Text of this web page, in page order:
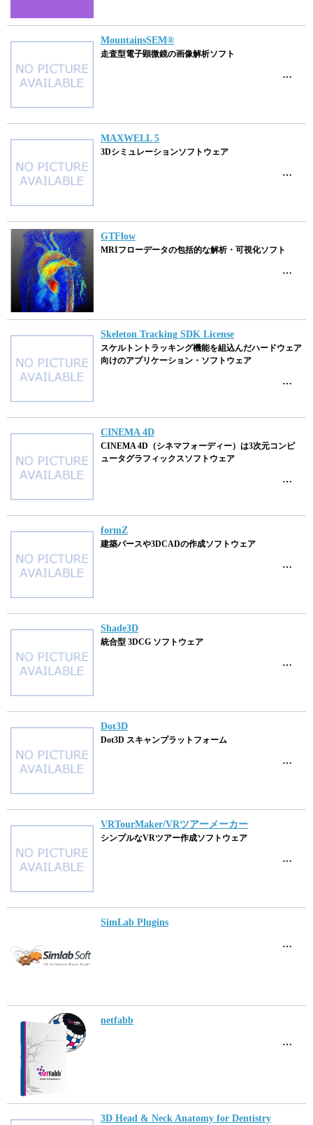
MountainsSEM®
走査型電子顕微鏡の画像解析ソフト
…
MAXWELL 5
3Dシミュレーションソフトウェア
…
GTFlow
MRIフローデータの包括的な解析・可視化ソフト
…
Skeleton Tracking SDK License
スケルトントラッキング機能を組込んだハードウェア
向けのアプリケーション・ソフトウェア
…
CINEMA 4D
CINEMA 4D（シネマフォーディー）は3次元コンピ
ュータグラフィックスソフトウェア
…
formZ
建築パースや3DCADの作成ソフトウェア
…
Shade3D
統合型 3DCG ソフトウェア
…
Dot3D
Dot3D スキャンプラットフォーム
…
VRTourMaker/VRツアーメーカー
シンプルなVRツアー作成ソフトウェア
…
SimLab Plugins
…
netfabb
…
3D Head & Neck Anatomy for Dentistry